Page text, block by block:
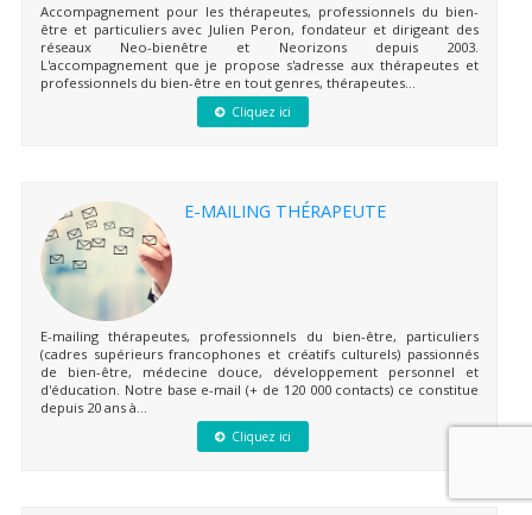
Accompagnement pour les thérapeutes, professionnels du bien-
être et particuliers avec Julien Peron, fondateur et dirigeant des
réseaux Neo-bienêtre et Neorizons depuis 2003.
L'accompagnement que je propose s'adresse aux thérapeutes et
professionnels du bien-être en tout genres, thérapeutes...
Cliquez ici
E-MAILING THÉRAPEUTE
E-mailing thérapeutes, professionnels du bien-être, particuliers
(cadres supérieurs francophones et créatifs culturels) passionnés
de bien-être, médecine douce, développement personnel et
d'éducation. Notre base e-mail (+ de 120 000 contacts) ce constitue
depuis 20 ans à...
Cliquez ici